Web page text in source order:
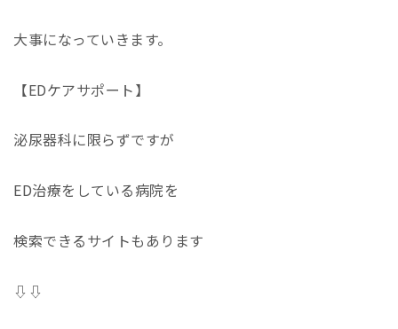
大事になっていきます。
【EDケアサポート】
泌尿器科に限らずですが
ED治療をしている病院を
検索できるサイトもあります
⇩⇩